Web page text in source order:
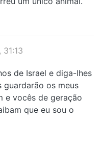
de Israel e diga-lhes
guardarão os meus
e vocês de geração
que eu sou o